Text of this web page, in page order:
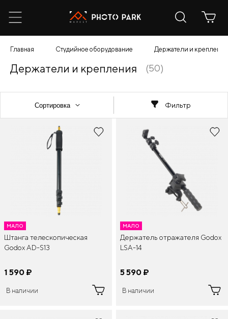
Главная Студийное оборудование Держатели и крепления
Держатели и крепления (50)
Фильтр
МАЛО
Штанга телескопическая
Godox AD-S13
1 590 ¤
В наличии
МАЛО
Держатель отражателя Godox
LSA-14
5 590 ¤
В наличии